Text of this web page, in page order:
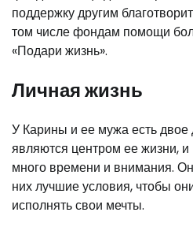
поддержку другим
том числе фондам помощи
«Подари жизнь».
Личная жизнь
У Карины и ее мужа есть
являются центром ее жизни,
много времени и внимания.
них лучшие условия, чтобы
исполнять свои мечты.